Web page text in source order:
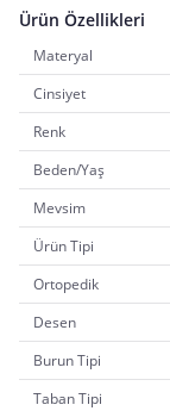
Ürün Özellikleri
Materyal
Cinsiyet
Renk
Beden/Yaş
Mevsim
Ürün Tipi
Ortopedik
Desen
Burun Tipi
Taban Tipi